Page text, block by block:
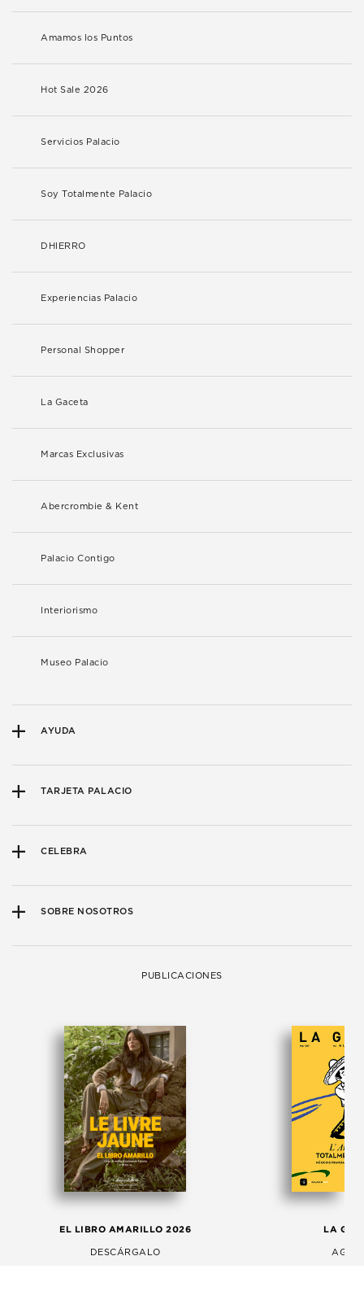
Amamos los Puntos
Hot Sale 2026
Servicios Palacio
Soy Totalmente Palacio
DHIERRO
Experiencias Palacio
Personal Shopper
La Gaceta
Marcas Exclusivas
Abercrombie & Kent
Palacio Contigo
Interiorismo
Museo Palacio
AYUDA
TARJETA PALACIO
CELEBRA
SOBRE NOSOTROS
PUBLICACIONES
EL LIBRO AMARILLO 2026
DESCÁRGALO
LA